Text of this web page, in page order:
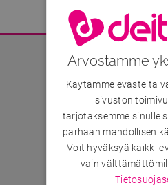
Arvostamme
Käytämme evästeitä
sivuston
tarjotaksemme sinulle
parhaan mahdollisen
Voit hyväksyä kaikki
vain